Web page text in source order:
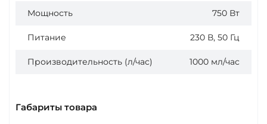
Мощность 750 Вт
Питание 230 В, 50 Гц
Производительность (л/час) 1000 мл/час
Габариты товара